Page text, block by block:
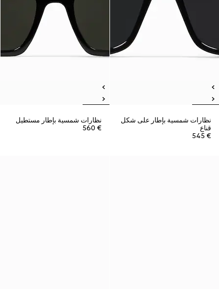
نظارات شمسية بإطار على شكل
قناع
€ 545
نظارات شمسية بإطار مستطيل
€ 560